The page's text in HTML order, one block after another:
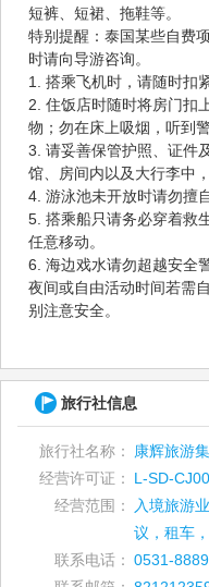
短裤、短裙、拖鞋等。
特别提醒：泰国某些自费
时请向导游咨询。
1. 搭乘飞机时，请随时扣
2. 住饭店时随时将房门扣
物；勿在床上吸烟，听到
3. 请妥善保管护照、证件
馆、房间内以及大行李中
4. 游泳池未开放时请勿擅
5. 搭乘船只请务必穿着救
任意移动。
6. 海边戏水请勿超越安全
夜间或自由活动时间若需
别注意安全。
旅行社信息
旅行社名称：
康辉旅游
经营许可证：
L-SD-
经营范围：
入境旅游
议，租车
联系电话： 0531-